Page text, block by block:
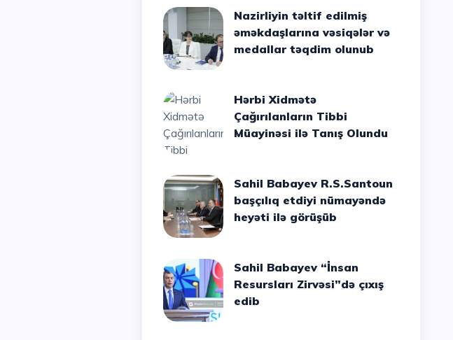
Nazirliyin təltif edilmiş
əməkdaşlarına vəsiqələr və
medallar təqdim olunub
Hərbi Xidmətə
Çağırılanların Tibbi
Müayinəsi ilə Tanış Olundu
Sahil Babayev R.S.Santoun
başçılıq etdiyi nümayəndə
heyəti ilə görüşüb
Sahil Babayev “İnsan
Resursları Zirvəsi”də çıxış
edib